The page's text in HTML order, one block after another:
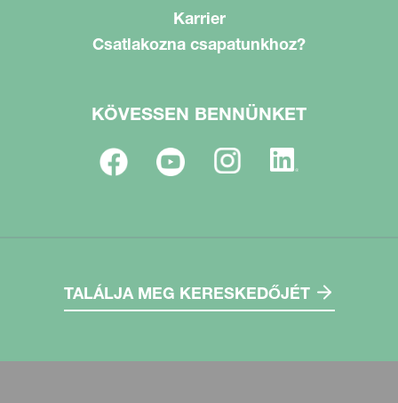
Karrier
Csatlakozna csapatunkhoz?
KÖVESSEN BENNÜNKET
TALÁLJA MEG KERESKEDŐJÉT